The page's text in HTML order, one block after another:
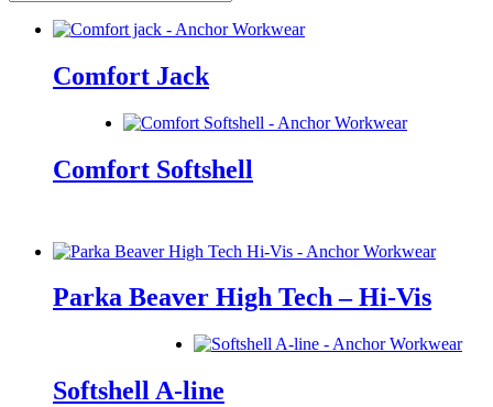
Comfort Jack
Comfort Softshell
Parka Beaver High Tech – Hi-Vis
Softshell A-line